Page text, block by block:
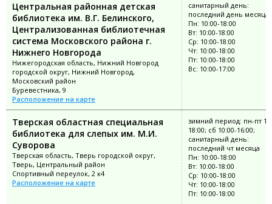
Центральная районная детская
библиотека им. В.Г. Белинского,
Централизованная библиотечная
система Московского района г.
Нижнего Новгорода
Нижегородская область, Нижний Новгород
городской округ, Нижний Новгород,
Московский район
Буревестника, 9
Расположение на карте
санитарный день:
последний день месяца
Пн: 10:00-18:00
Вт: 10:00-18:00
Ср: 10:00-18:00
Чт: 10:00-18:00
Пт: 10:00-18:00
Вс: 10:00-17:00
Тверская областная специальная
библиотека для слепых им. М.И.
Суворова
Тверская область, Тверь городской округ,
Тверь, Центральный район
Спортивный переулок, 2 к4
Расположение на карте
зимний период: пн-пт
18:00; сб 10:00-16:00;
санитарный день:
последний чт месяца
Пн: 10:00-18:00
Вт: 10:00-18:00
Ср: 10:00-18:00
Чт: 10:00-18:00
Пт: 10:00-18:00